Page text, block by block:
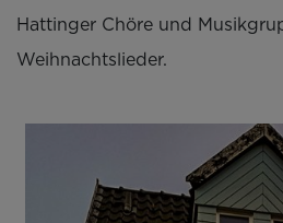
Hattinger Chöre und
Weihnachtslieder.